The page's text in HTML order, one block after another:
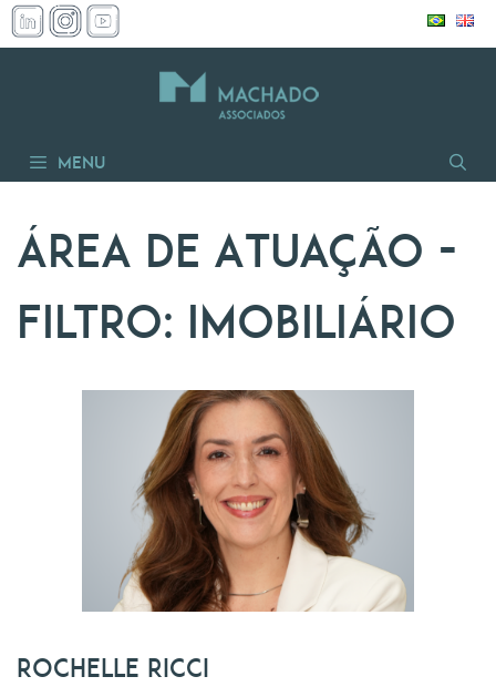
Pular
para
Menu
Área de Atuação -
Filtro: Imobiliário
Rochelle Ricci